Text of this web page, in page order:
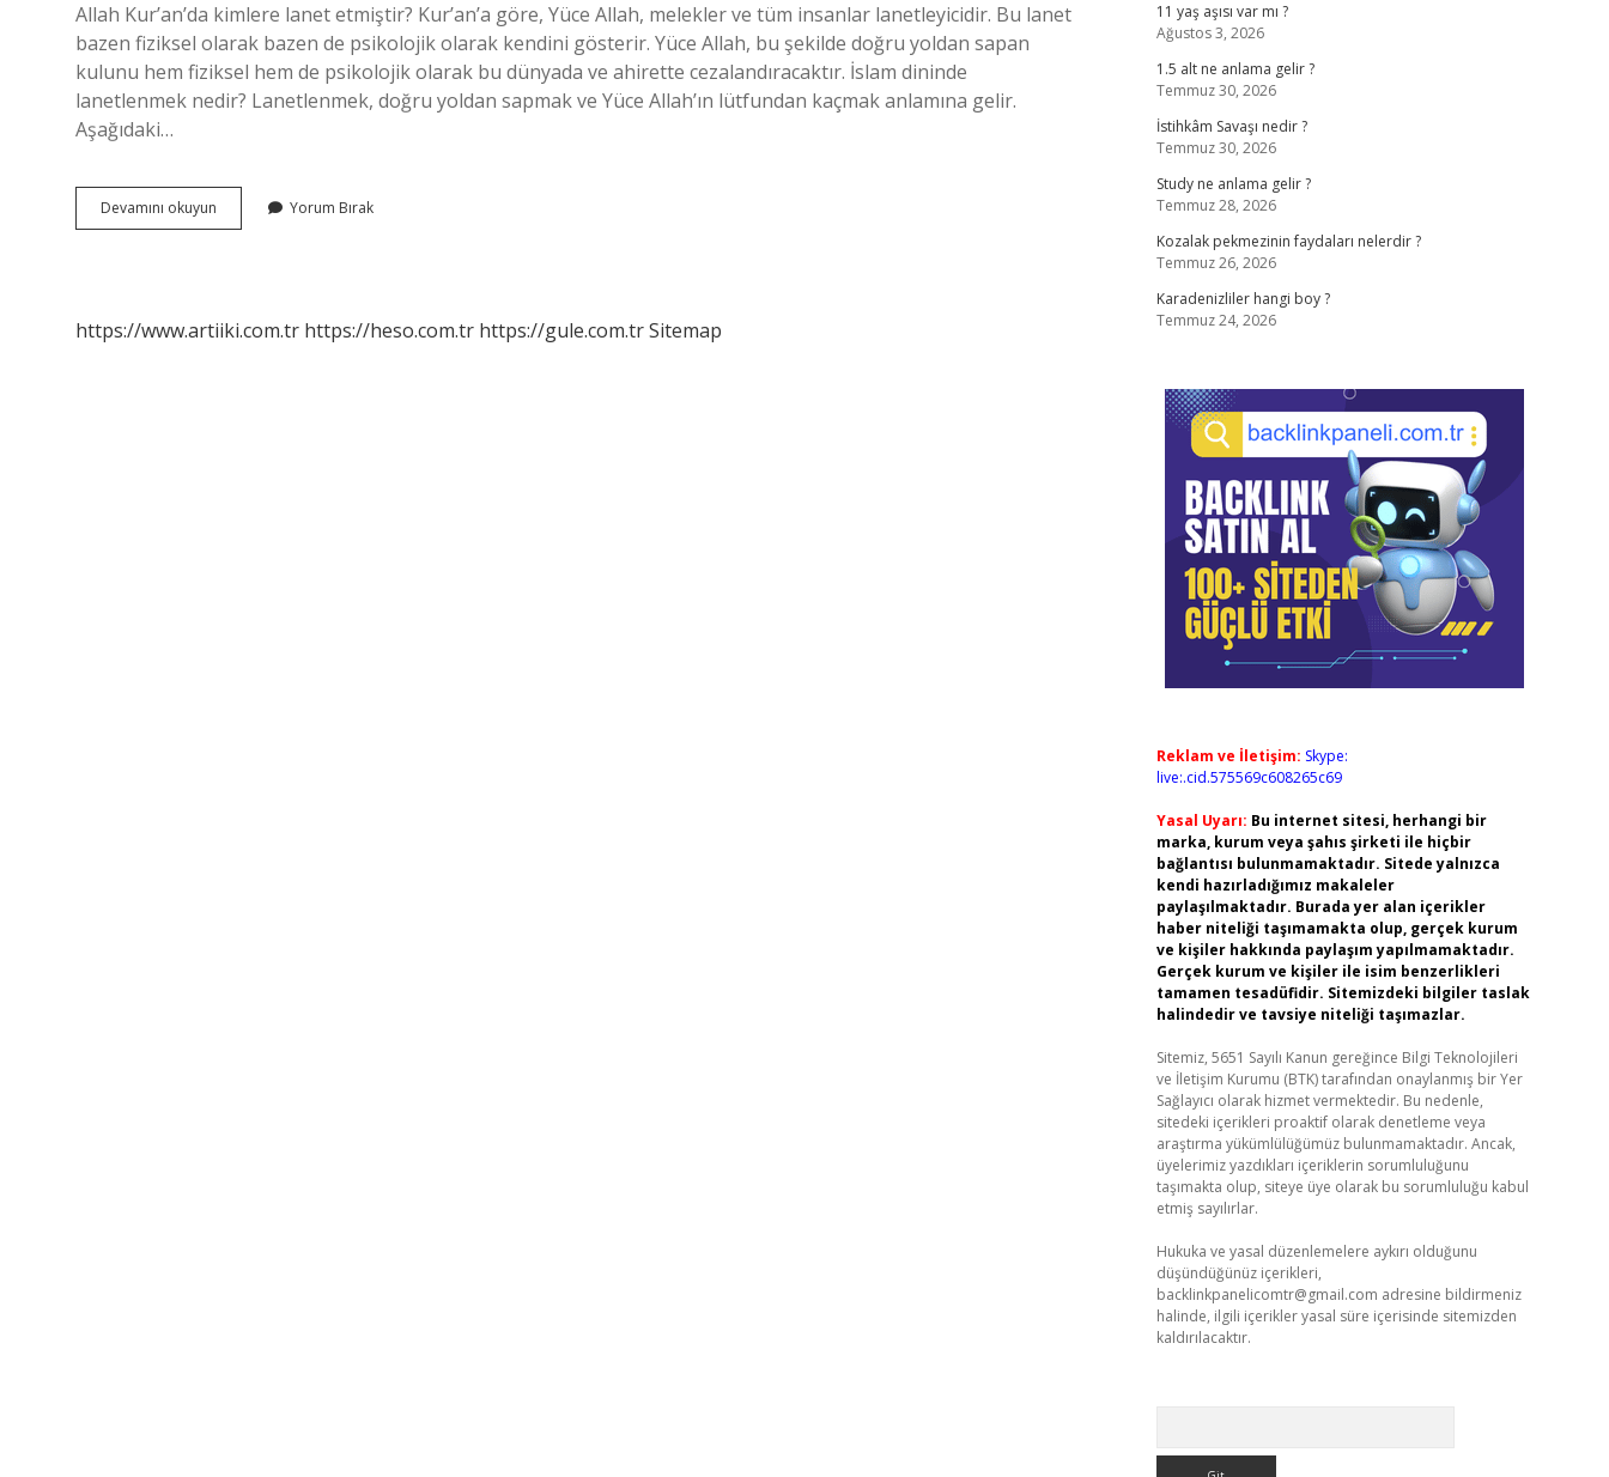
Allah Kur’an’da kimlere lanet etmiştir? Kur’an’a göre, Yüce Allah, melekler ve tüm insanlar lanetleyicidir. Bu lanet
bazen fiziksel olarak bazen de psikolojik olarak kendini gösterir. Yüce Allah, bu şekilde doğru yoldan sapan
kulunu hem fiziksel hem de psikolojik olarak bu dünyada ve ahirette cezalandıracaktır. İslam dininde
lanetlenmek nedir? Lanetlenmek, doğru yoldan sapmak ve Yüce Allah’ın lütfundan kaçmak anlamına gelir.
Aşağıdaki…
Devamını okuyun Lanetlenmiş
Insanlar
Yorum Bırak
https://www.artiiki.com.tr https://heso.com.tr https://gule.com.trSitemap
11 yaş aşısı var mı ?
Ağustos 3, 2026
1.5 alt ne anlama gelir ?
Temmuz 30, 2026
İstihkâm Savaşı nedir ?
Temmuz 30, 2026
Study ne anlama gelir ?
Temmuz 28, 2026
Kozalak pekmezinin faydaları nelerdir ?
Temmuz 26, 2026
Karadenizliler hangi boy ?
Temmuz 24, 2026
Reklam ve İletişim: Skype:
live:.cid.575569c608265c69
Yasal Uyarı: Bu internet sitesi, herhangi bir
marka, kurum veya şahıs şirketi ile hiçbir
bağlantısı bulunmamaktadır. Sitede yalnızca
kendi hazırladığımız makaleler
paylaşılmaktadır. Burada yer alan içerikler
haber niteliği taşımamakta olup, gerçek kurum
ve kişiler hakkında paylaşım yapılmamaktadır.
Gerçek kurum ve kişiler ile isim benzerlikleri
tamamen tesadüfidir. Sitemizdeki bilgiler taslak
halindedir ve tavsiye niteliği taşımazlar.
Sitemiz, 5651 Sayılı Kanun gereğince Bilgi Teknolojileri
ve İletişim Kurumu (BTK) tarafından onaylanmış bir Yer
Sağlayıcı olarak hizmet vermektedir. Bu nedenle,
sitedeki içerikleri proaktif olarak denetleme veya
araştırma yükümlülüğümüz bulunmamaktadır. Ancak,
üyelerimiz yazdıkları içeriklerin sorumluluğunu
taşımakta olup, siteye üye olarak bu sorumluluğu kabul
etmiş sayılırlar.
Hukuka ve yasal düzenlemelere aykırı olduğunu
düşündüğünüz içerikleri,
backlinkpanelicomtr@gmail.com adresine bildirmeniz
halinde, ilgili içerikler yasal süre içerisinde sitemizden
kaldırılacaktır.